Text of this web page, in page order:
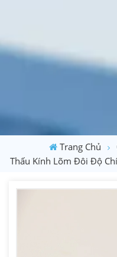
Trang Chủ
Thấu Kính Lõm Đôi Độ